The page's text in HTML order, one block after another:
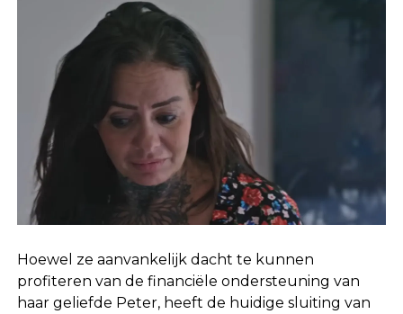
Hoewel ze aanvankelijk dacht te kunnen
profiteren van de financiële ondersteuning van
haar geliefde Peter, heeft de huidige sluiting van